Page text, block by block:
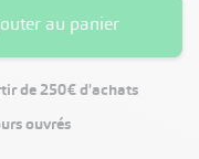
au panier
de 250€ d'achats
ouvrés